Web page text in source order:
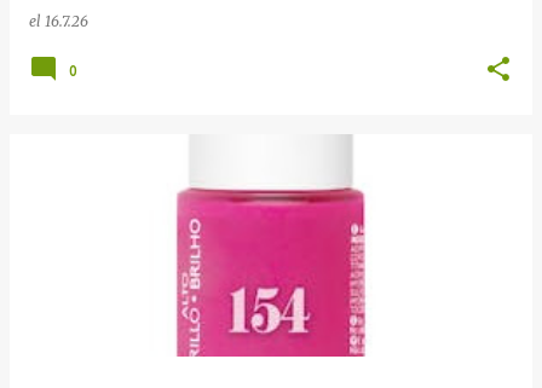
el 16.7.26
0